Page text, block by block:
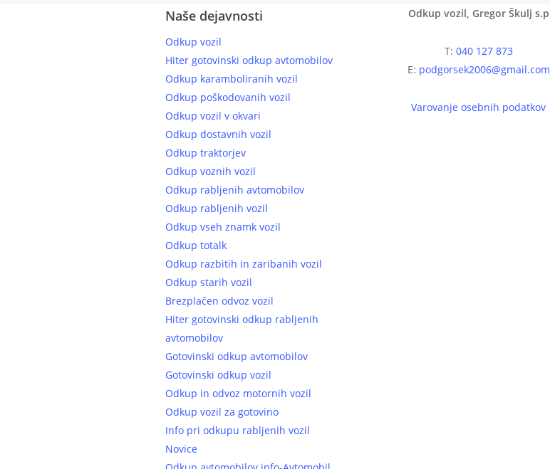
Naše dejavnosti
Odkup vozil
Hiter gotovinski odkup avtomobilov
Odkup karamboliranih vozil
Odkup poškodovanih vozil
Odkup vozil v okvari
Odkup dostavnih vozil
Odkup traktorjev
Odkup voznih vozil
Odkup rabljenih avtomobilov
Odkup rabljenih vozil
Odkup vseh znamk vozil
Odkup totalk
Odkup razbitih in zaribanih vozil
Odkup starih vozil
Brezplačen odvoz vozil
Hiter gotovinski odkup rabljenih
avtomobilov
Gotovinski odkup avtomobilov
Gotovinski odkup vozil
Odkup in odvoz motornih vozil
Odkup vozil za gotovino
Info pri odkupu rabljenih vozil
Novice
Odkup vozil, Gregor Škulj s.p
T: 040 127 873
E: podgorsek2006@gmail.com
Varovanje osebnih podatkov